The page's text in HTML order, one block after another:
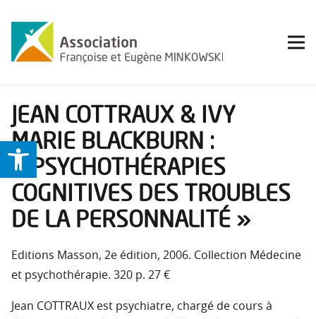
JEAN COTTRAUX & IVY
MARIE BLACKBURN :
« PSYCHOTHÉRAPIES
COGNITIVES DES TROUBLES
DE LA PERSONNALITÉ »
Editions Masson, 2e édition, 2006. Collection Médecine
et psychothérapie. 320 p. 27 €
Jean COTTRAUX est psychiatre, chargé de cours à
Ouvrir la barre d’outils